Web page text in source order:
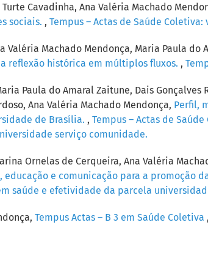
Cavadinha, Ana Valéria Machado
sociais. , Tempus – Actas de Saúde Coletiva:
Valéria Machado Mendonça, Maria Paula do
reflexão histórica em múltiplos fluxos. ,
Paula do Amaral Zaitune, Dais
Ana Valéria Machado Mendonça, Perfil,
de Brasília. , Tempus – Actas de
serviço comunidade.
Ornelas de Cerqueira, Ana Valéria
educação e comunicação para a promoção
saúde e efetividade da parcela
Tempus Actas – B 3 em Saúde Coletiva ,